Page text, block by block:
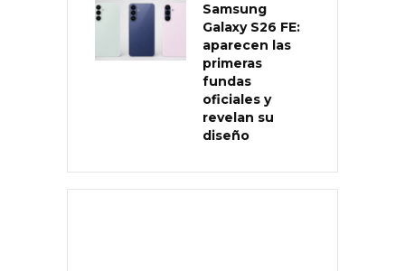
Samsung
Galaxy S26 FE:
aparecen las
primeras
fundas
oficiales y
revelan su
diseño